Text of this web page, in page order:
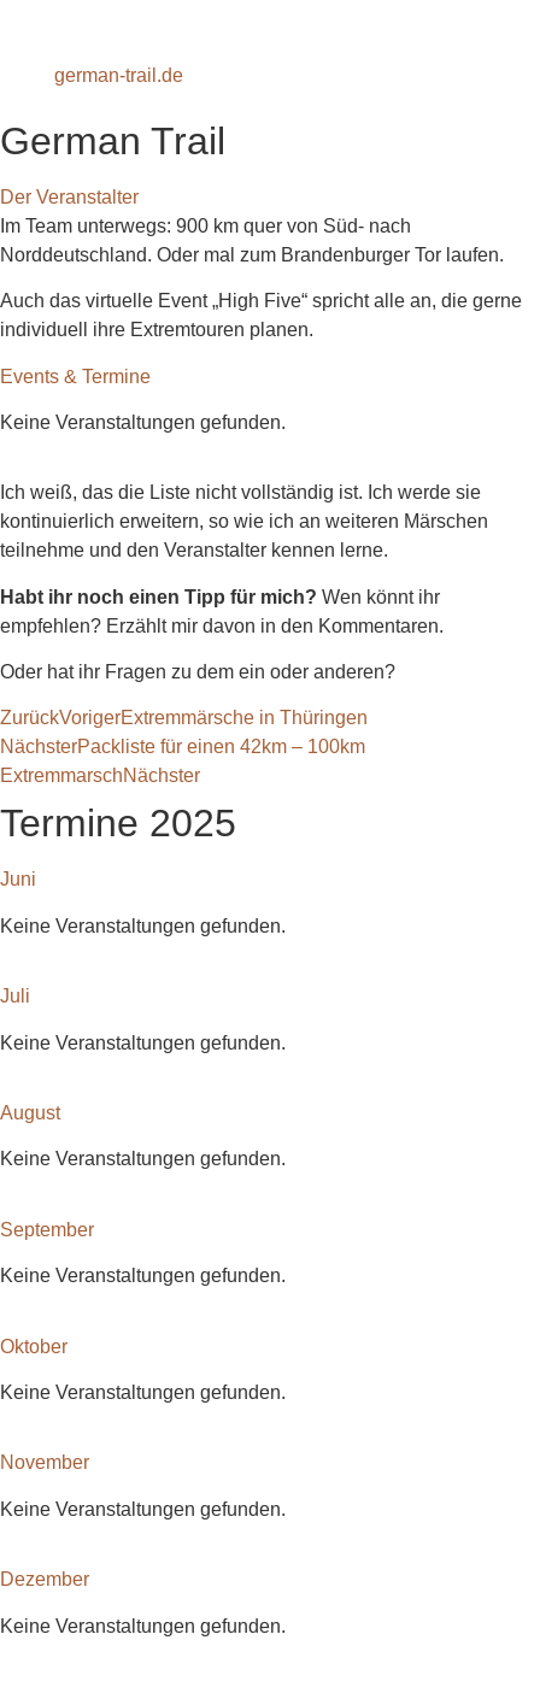
german-trail.de
German Trail
Der Veranstalter
Im Team unterwegs: 900 km quer von Süd- nach
Norddeutschland. Oder mal zum Brandenburger Tor laufen.
Auch das virtuelle Event „High Five“ spricht alle an, die gerne
individuell ihre Extremtouren planen.
Events & Termine
Keine Veranstaltungen gefunden.
Ich weiß, das die Liste nicht vollständig ist. Ich werde sie
kontinuierlich erweitern, so wie ich an weiteren Märschen
teilnehme und den Veranstalter kennen lerne.
Habt ihr noch einen Tipp für mich? Wen könnt ihr
empfehlen? Erzählt mir davon in den Kommentaren.
Oder hat ihr Fragen zu dem ein oder anderen?
ZurückVorigerExtremmärsche in Thüringen
NächsterPackliste für einen 42km – 100km
ExtremmarschNächster
Termine 2025
Juni
Keine Veranstaltungen gefunden.
Juli
Keine Veranstaltungen gefunden.
August
Keine Veranstaltungen gefunden.
September
Keine Veranstaltungen gefunden.
Oktober
Keine Veranstaltungen gefunden.
November
Keine Veranstaltungen gefunden.
Dezember
Keine Veranstaltungen gefunden.